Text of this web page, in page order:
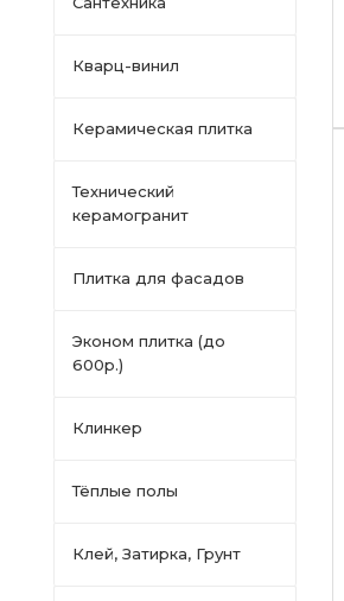
Кварц-винил
Керамическая плитка
Технический
керамогранит
Плитка для фасадов
Эконом плитка (до
600р.)
Клинкер
Тёплые полы
Клей, Затирка, Грунт